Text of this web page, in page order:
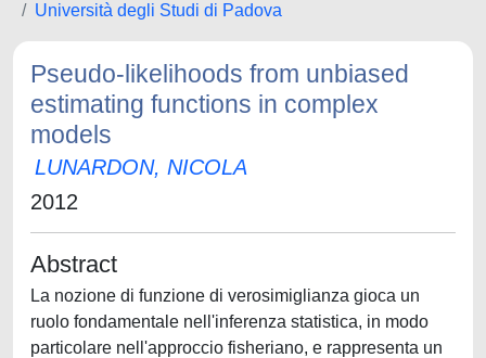
Università degli Studi di Padova
Pseudo-likelihoods from unbiased
estimating functions in complex
models
LUNARDON, NICOLA
2012
Abstract
La nozione di funzione di verosimiglianza gioca un
ruolo fondamentale nell'inferenza statistica, in modo
particolare nell'approccio fisheriano, e rappresenta un